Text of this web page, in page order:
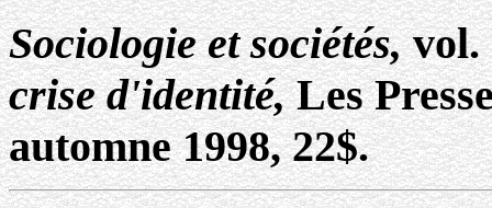
Sociologie et sociétés,vol.
crise d'identité,Les
automne 1998, 22$.